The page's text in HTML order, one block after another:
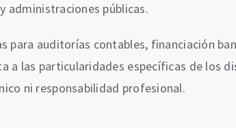
administraciones públicas.
para auditorías contables, financiación
a las particularidades específicas de los
ni responsabilidad profesional.